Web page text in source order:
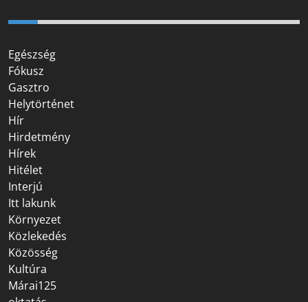
Egészség
Fókusz
Gasztro
Helytörténet
Hír
Hirdetmény
Hírek
Hitélet
Interjú
Itt lakunk
Környezet
Közlekedés
Közösség
Kultúra
Márai125